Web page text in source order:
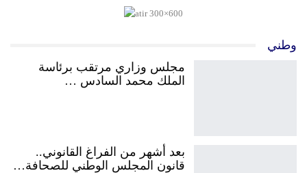
وطني
مجلس وزاري مرتقب برئاسة
الملك محمد السادس …
بعد أشهر من الفراغ القانوني..
قانون المجلس الوطني للصحافة…